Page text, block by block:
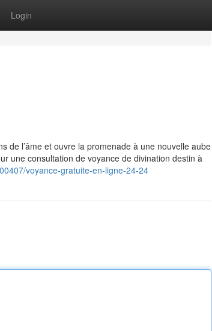
Login
de l’âme et ouvre la promenade à une nouvelle aube
une consultation de voyance de divination destin à
voyance-gratuite-en-ligne-24-24